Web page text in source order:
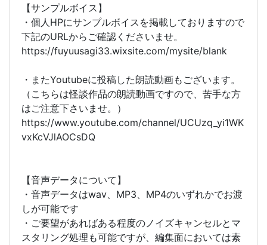
【サンプルボイス】
・個人HPにサンプルボイスを掲載しておりますので
下記のURLからご確認くださいませ。
https://fuyuusagi33.wixsite.com/mysite/blank
・またYoutubeに投稿した朗読動画もございます。
（こちらは怪談作品の朗読動画ですので、苦手な方
はご注意下さいませ。）
https://www.youtube.com/channel/UCUzq_yi1WK
vxKcVJlAOCsDQ
【音声データについて】
・音声データはwav、MP3、MP4のいずれかでお渡
しが可能です
・ご要望があればある程度のノイズキャンセルとマ
スタリング処理も可能ですが、編集面においては素